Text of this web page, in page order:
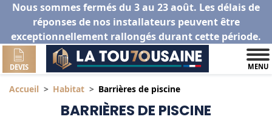
Nous sommes fermés du 3 au 23 août. Les délais de
réponses de nos installateurs peuvent être
exceptionnellement rallongés durant cette période.
DEVIS MENU
Accueil Habitat Barrières de piscine
BARRIÈRES DE PISCINE